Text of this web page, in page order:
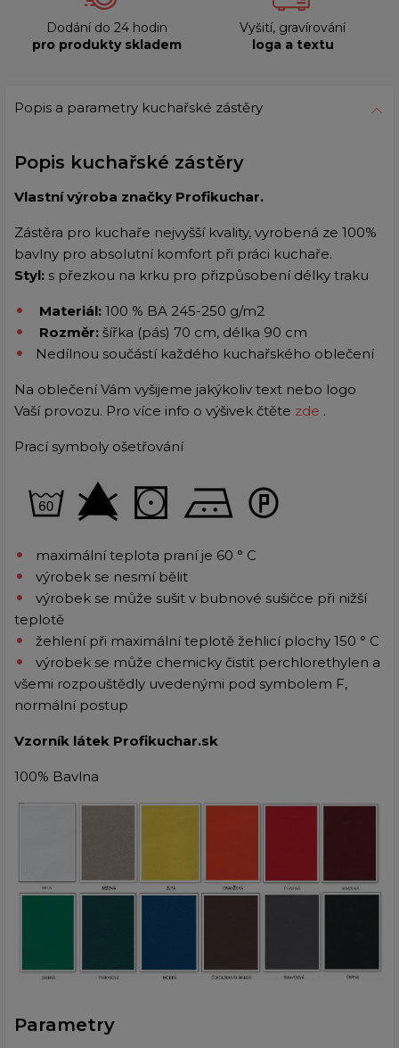
Dodání do 24 hodin
pro produkty skladem
Vyšití, gravírování
loga a textu
Popis a parametry kuchařské zástěry
Popis kuchařské zástěry
Vlastní výroba značky Profikuchar.
Zástěra pro kuchaře nejvyšší kvality, vyrobená ze 100%
bavlny pro absolutní komfort při práci kuchaře.
Styl: s přezkou na krku pro přizpůsobení délky traku
Materiál: 100 % BA 245-250 g/m2
Rozměr: šířka (pás) 70 cm, délka 90 cm
Nedílnou součástí každého kuchařského oblečení
Na oblečení Vám vyšijeme jakýkoliv text nebo logo
Vaší provozu. Pro více info o výšivek čtěte zde .
Prací symboly ošetřování
maximální teplota praní je 60 ° C
výrobek se nesmí bělit
výrobek se může sušit v bubnové sušičce při nižší
teplotě
žehlení při maximální teplotě žehlicí plochy 150 ° C
výrobek se může chemicky čistit perchlorethylen a
všemi rozpouštědly uvedenými pod symbolem F,
normální postup
Vzorník látek Profikuchar.sk
100% Bavlna
Parametry